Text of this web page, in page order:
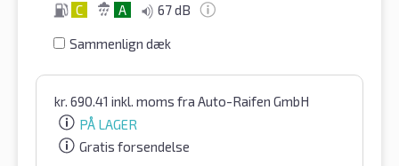
C A 67 dB
Sammenlign dæk
kr. 690.41 inkl. moms fra Auto-Raifen GmbH
PÅ LAGER
Gratis forsendelse